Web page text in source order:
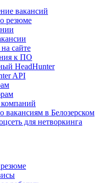
вакансий
резюме
сайте
к ПО
HeadHunter
API
компаний
вакансиям в Белозерском
для нетворкинга